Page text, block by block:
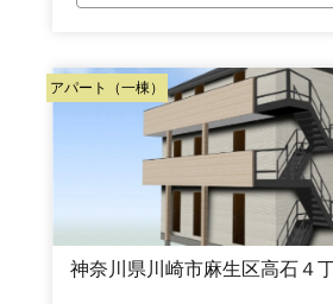
アパート（一棟）
神奈川県川崎市麻生区高石４